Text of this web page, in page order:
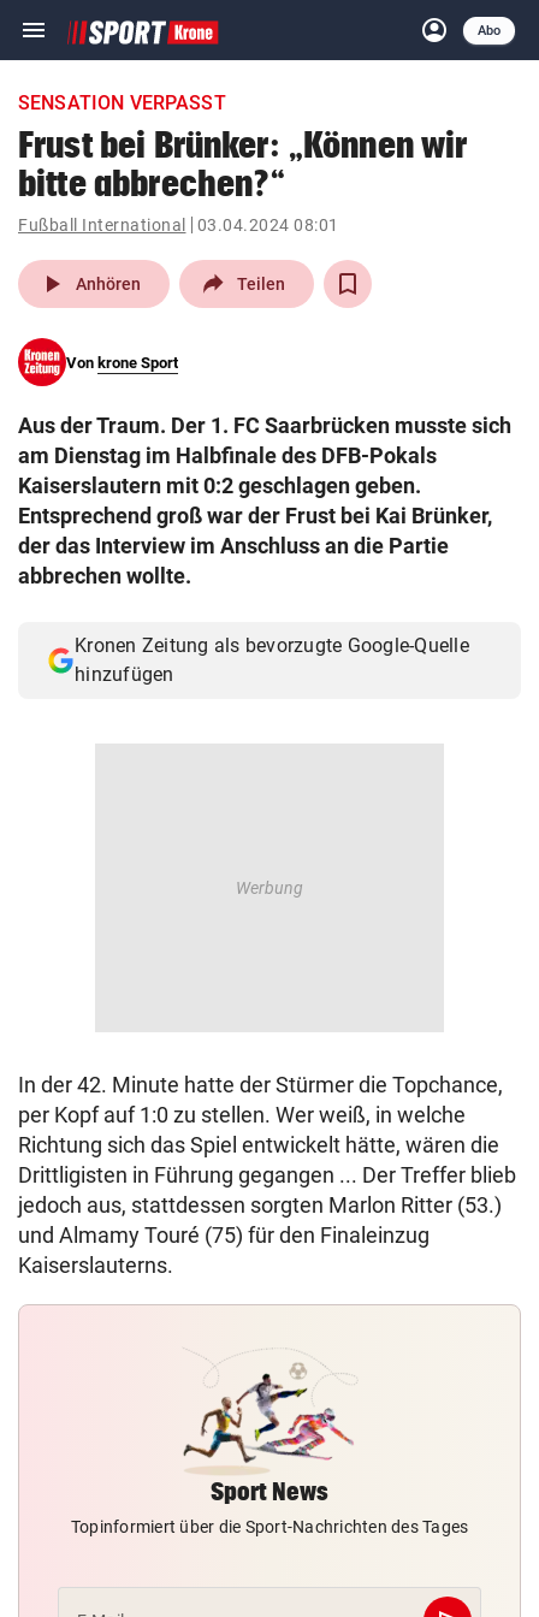
menu Navigation
ein-/ausklappen
account_circle
Anmelden
Abo
close Schließen
account_circle Anmelden
pin_drop
Wien arrow_right
search
eingeben
Muthgasse 2, 1190 Wien
SENSATION VERPASST
Frust bei Brünker: „Können wir
bitte abbrechen?“
Fußball International 03.04.2024 08:01
play_arrow Anhören Teilen
Von krone Sport
Aus der Traum. Der 1. FC Saarbrücken musste sich
am Dienstag im Halbfinale des DFB-Pokals
Kaiserslautern mit 0:2 geschlagen geben.
Entsprechend groß war der Frust bei Kai Brünker,
der das Interview im Anschluss an die Partie
abbrechen wollte.
Kronen Zeitung als bevorzugte Google-Quelle
hinzufügen
In der 42. Minute hatte der Stürmer die Topchance,
per Kopf auf 1:0 zu stellen. Wer weiß, in welche
Richtung sich das Spiel entwickelt hätte, wären die
Drittligisten in Führung gegangen ... Der Treffer blieb
jedoch aus, stattdessen sorgten Marlon Ritter (53.)
und Almamy Touré (75) für den Finaleinzug
Kaiserslauterns.
Sport News
Topinformiert über die Sport-Nachrichten des Tages